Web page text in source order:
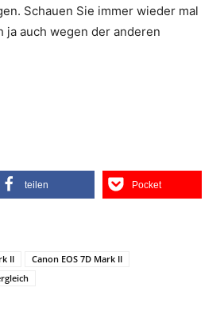
Schauen Sie immer wieder mal
ja auch wegen der anderen
teilen Pocket
II
Canon EOS 7D Mark II